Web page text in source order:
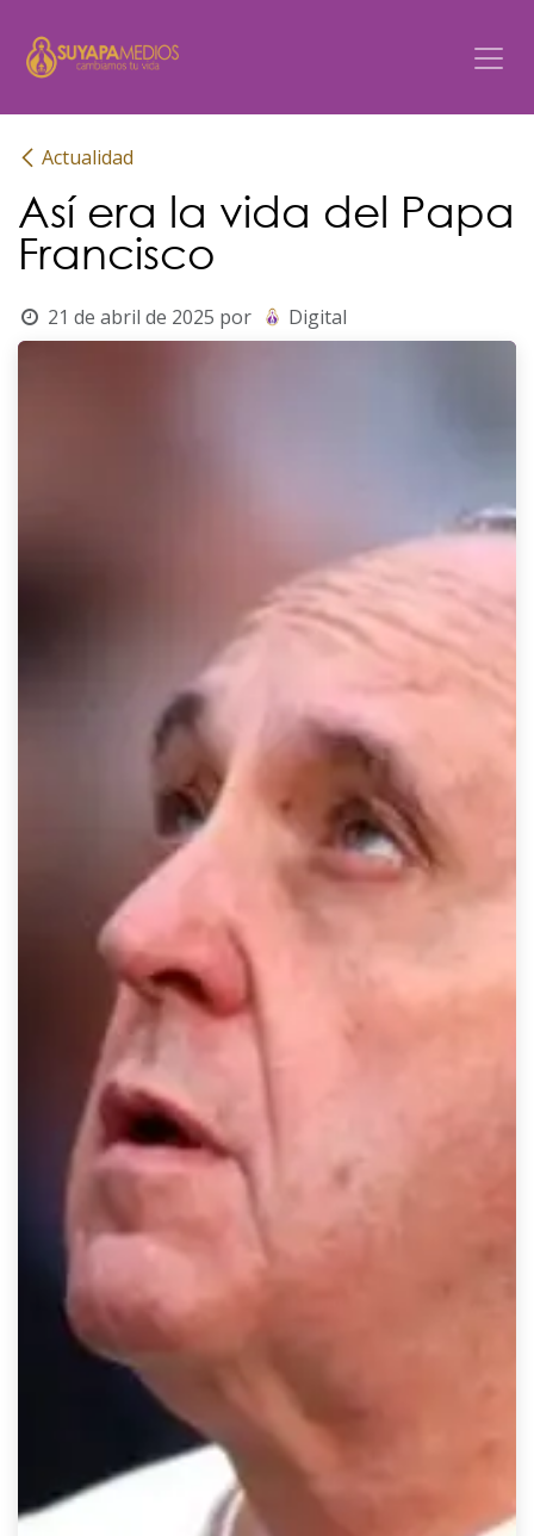
Actualidad
Así era la vida del Papa
Francisco
21 de abril de 2025 por Digital